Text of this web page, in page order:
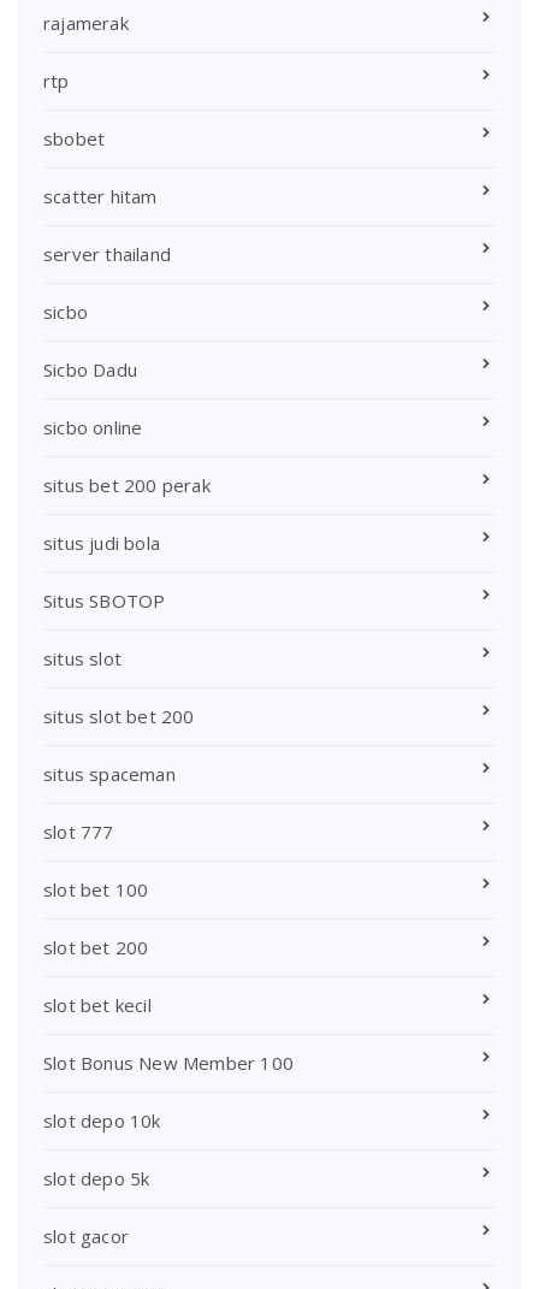
rajamerak
rtp
sbobet
scatter hitam
server thailand
sicbo
Sicbo Dadu
sicbo online
situs bet 200 perak
situs judi bola
Situs SBOTOP
situs slot
situs slot bet 200
situs spaceman
slot 777
slot bet 100
slot bet 200
slot bet kecil
Slot Bonus New Member 100
slot depo 10k
slot depo 5k
slot gacor